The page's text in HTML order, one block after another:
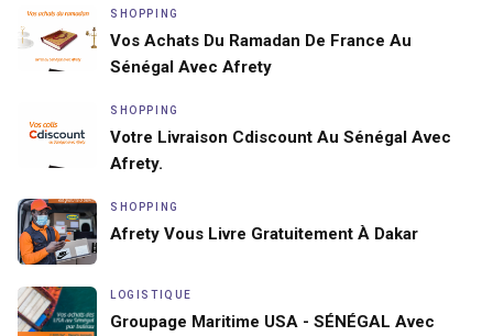
SHOPPING
Vos Achats Du Ramadan De France Au
Sénégal Avec Afrety
SHOPPING
Votre Livraison Cdiscount Au Sénégal Avec
Afrety.
SHOPPING
Afrety Vous Livre Gratuitement À Dakar
LOGISTIQUE
Groupage Maritime USA - SÉNÉGAL Avec